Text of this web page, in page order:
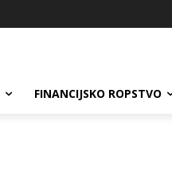
FINANCIJSKO ROPSTVO